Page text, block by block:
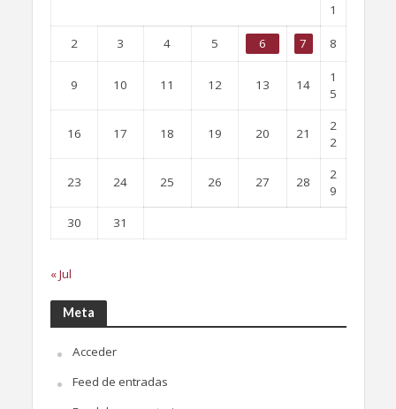
1
2 3 4 5 6 7 8
9 10 11 12 13 14
1
5
16 17 18 19 20 21
2
2
23 24 25 26 27 28
2
9
30
31
« Jul
Meta
Acceder
Feed de entradas